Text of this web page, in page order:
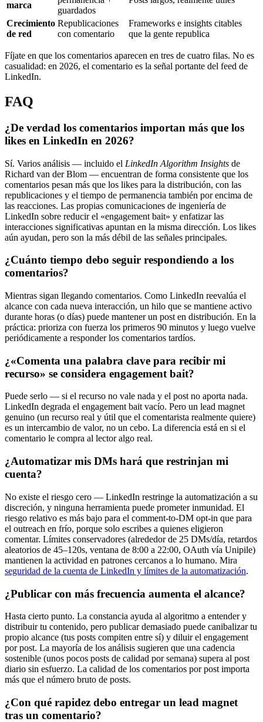
marca
guardados
Crecimiento
de red
Republicaciones
con comentario
Frameworks e insights citables
que la gente republica
Fíjate en que los comentarios aparecen en tres de cuatro filas. No es
casualidad: en 2026, el comentario es la señal portante del feed de
LinkedIn.
FAQ
¿De verdad los comentarios importan más que los
likes en LinkedIn en 2026?
Sí. Varios análisis — incluido el LinkedIn Algorithm Insights de
Richard van der Blom — encuentran de forma consistente que los
comentarios pesan más que los likes para la distribución, con las
republicaciones y el tiempo de permanencia también por encima de
las reacciones. Las propias comunicaciones de ingeniería de
LinkedIn sobre reducir el «engagement bait» y enfatizar las
interacciones significativas apuntan en la misma dirección. Los likes
aún ayudan, pero son la más débil de las señales principales.
¿Cuánto tiempo debo seguir respondiendo a los
comentarios?
Mientras sigan llegando comentarios. Como LinkedIn reevalúa el
alcance con cada nueva interacción, un hilo que se mantiene activo
durante horas (o días) puede mantener un post en distribución. En la
práctica: prioriza con fuerza los primeros 90 minutos y luego vuelve
periódicamente a responder los comentarios tardíos.
¿«Comenta una palabra clave para recibir mi
recurso» se considera engagement bait?
Puede serlo — si el recurso no vale nada y el post no aporta nada.
LinkedIn degrada el engagement bait vacío. Pero un lead magnet
genuino (un recurso real y útil que el comentarista realmente quiere)
es un intercambio de valor, no un cebo. La diferencia está en si el
comentario le compra al lector algo real.
¿Automatizar mis DMs hará que restrinjan mi
cuenta?
No existe el riesgo cero — LinkedIn restringe la automatización a su
discreción, y ninguna herramienta puede prometer inmunidad. El
riesgo relativo es más bajo para el comment-to-DM opt-in que para
el outreach en frío, porque solo escribes a quienes eligieron
comentar. Límites conservadores (alrededor de 25 DMs/día, retardos
aleatorios de 45–120s, ventana de 8:00 a 22:00, OAuth vía Unipile)
mantienen la actividad en patrones cercanos a lo humano. Mira
seguridad de la cuenta de LinkedIn y límites de la automatización.
¿Publicar con más frecuencia aumenta el alcance?
Hasta cierto punto. La constancia ayuda al algoritmo a entender y
distribuir tu contenido, pero publicar demasiado puede canibalizar tu
propio alcance (tus posts compiten entre sí) y diluir el engagement
por post. La mayoría de los análisis sugieren que una cadencia
sostenible (unos pocos posts de calidad por semana) supera al post
diario sin esfuerzo. La calidad de los comentarios por post importa
más que el número bruto de posts.
¿Con qué rapidez debo entregar un lead magnet
tras un comentario?